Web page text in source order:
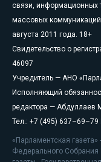
связи, информационных
массовых
августа 2011 года. 18+
Свидетельство о
46097
Учредитель — АНО
Исполняющий
редактора — Абдуллаев
Тел.: +7 (495) 637–69–79
«Парламентская
Федерального